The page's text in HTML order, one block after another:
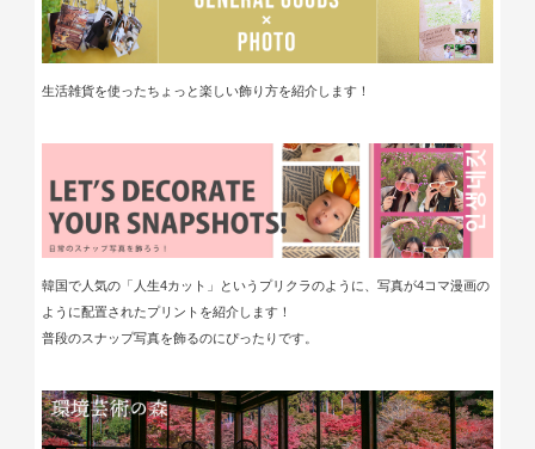
生活雑貨を使ったちょっと楽しい飾り方を紹介します！
韓国で人気の「人生4カット」というプリクラのように、写真が4コマ漫画の
ように配置されたプリントを紹介します！
普段のスナップ写真を飾るのにぴったりです。